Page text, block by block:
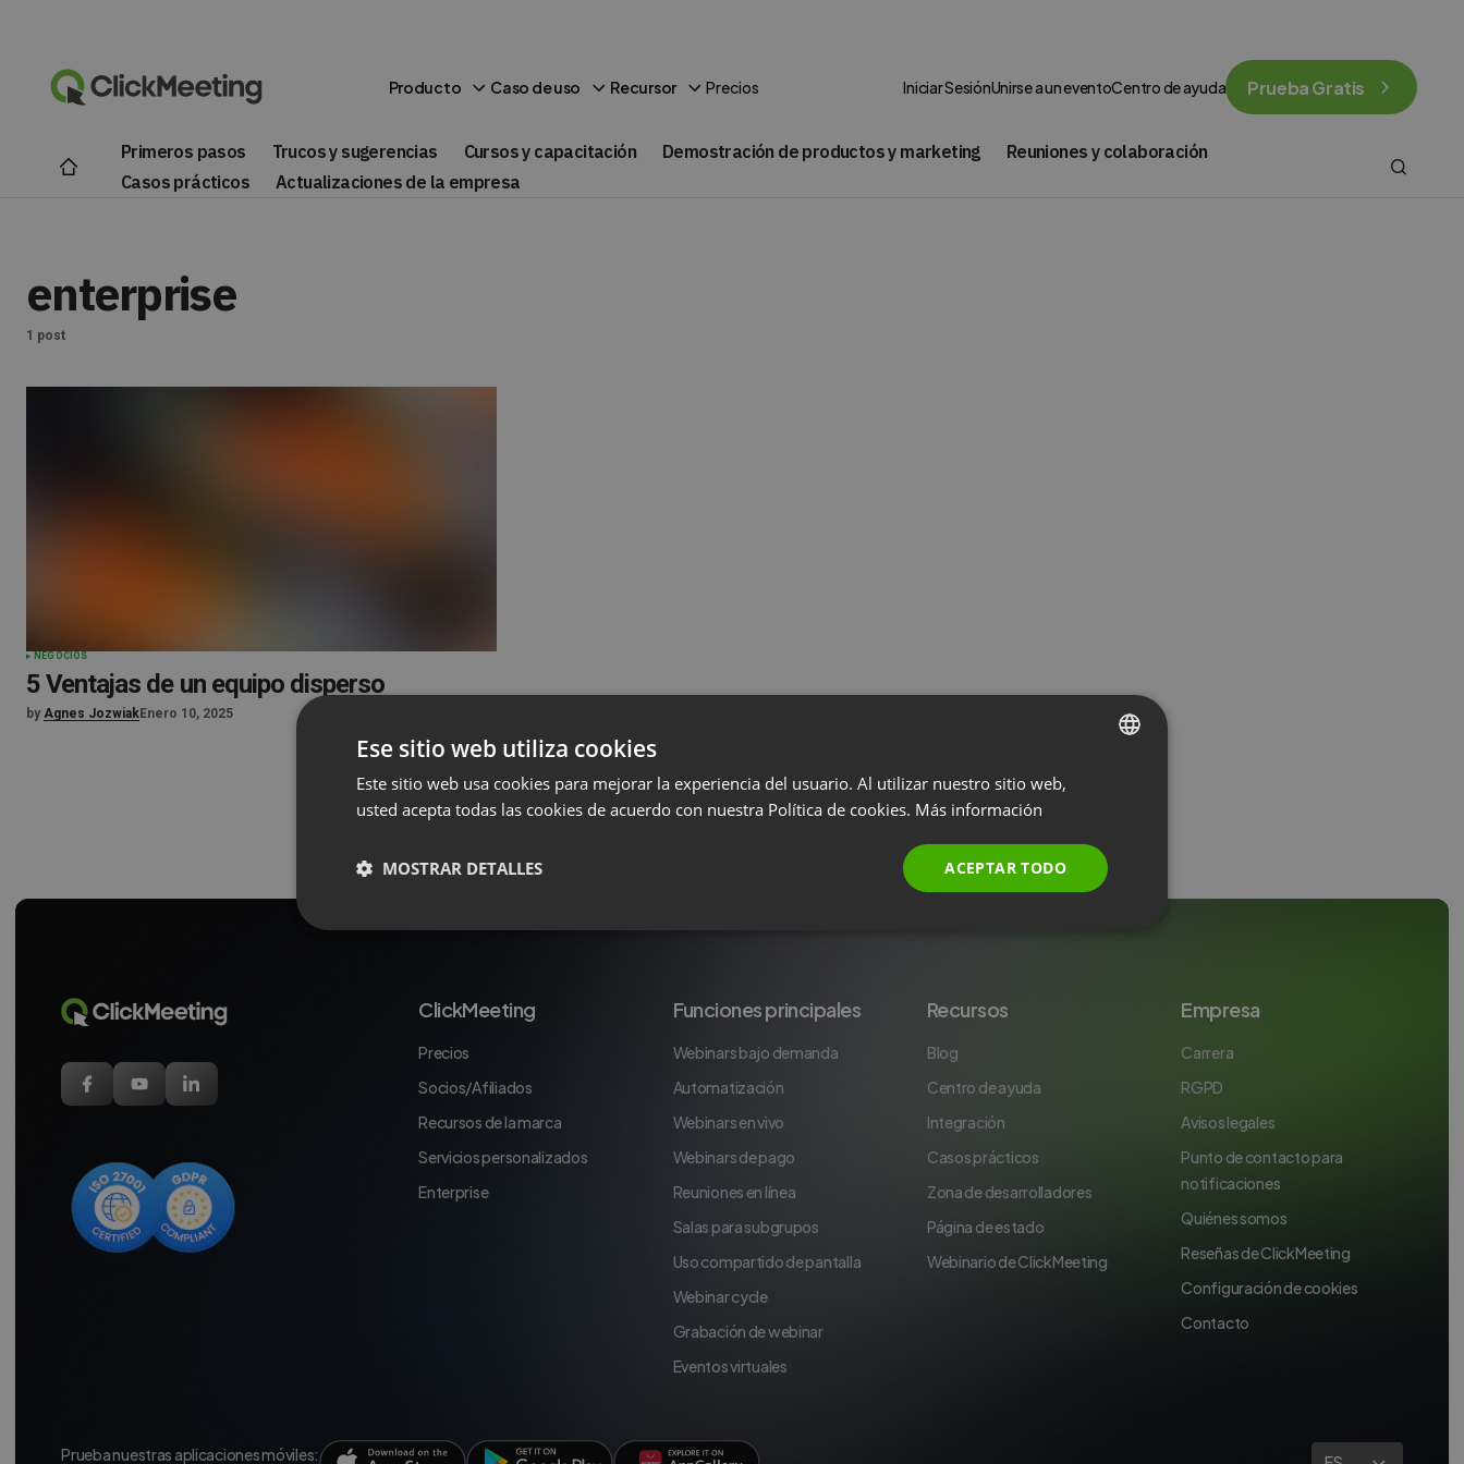
Producto Caso de uso Recursor Precios Iniciar SesiónUnirse a un eventoCentro de ayuda Prueba Gratis
Primeros pasos Trucos y sugerencias Cursos y capacitación Demostración de productos y marketing
Reuniones y colaboración
Casos prácticos
Actualizaciones de la empresa
enterprise
1 post
NEGOCIOS
5 Ventajas de un equipo disperso
by Agnes JozwiakEnero 10, 2025
ClickMeeting
Precios
Socios/Afiliados
Recursos de la marca
Servicios personalizados
Enterprise
Funciones principales
Webinars bajo demanda
Automatización
Webinars en vivo
Webinars de pago
Reuniones en línea
Salas para subgrupos
Uso compartido de pantalla
Webinar cycle
Grabación de webinar
Eventos virtuales
Recursos
Blog
Centro de ayuda
Integración
Casos prácticos
Zona de desarrolladores
Página de estado
Webinario de ClickMeeting
Empresa
Carrera
RGPD
Avisos legales
Punto de contacto para
notificaciones
Quiénes somos
Reseñas de ClickMeeting
Configuración de cookies
Contacto
Prueba nuestras aplicaciones móviles:
ENGLISH
GERMAN
POLISH
Ese sitio web utiliza cookies
Este sitio web usa cookies para mejorar la experiencia del usuario. Al utilizar nuestro sitio web,
usted acepta todas las cookies de acuerdo con nuestra Política de cookies. Más información
ACEPTAR TODO
MOSTRAR DETALLES